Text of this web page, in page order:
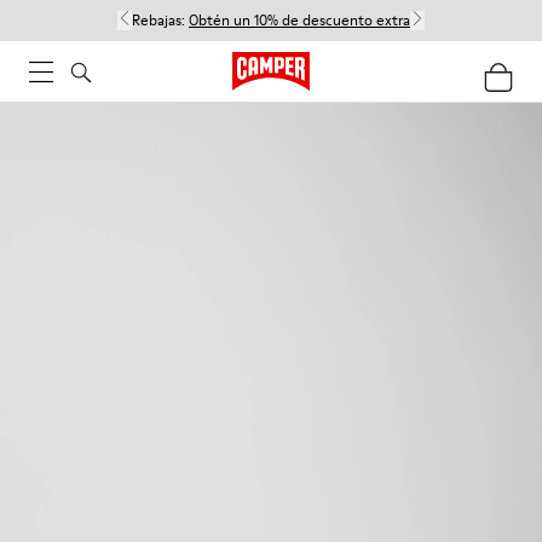
Rebajas: Obtén un 10% de descuento extra